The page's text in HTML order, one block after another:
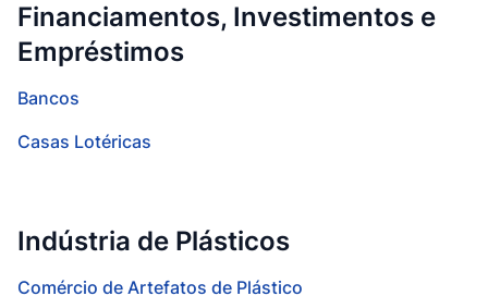
Financiamentos, Investimentos e
Empréstimos
Bancos
Casas Lotéricas
Indústria de Plásticos
Comércio de Artefatos de Plástico